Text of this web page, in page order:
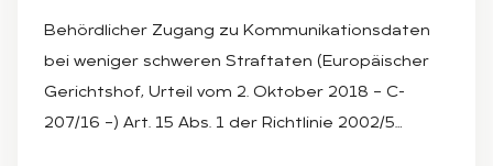
Behördlicher Zugang zu Kommunikationsdaten
bei weniger schweren Straftaten (Europäischer
Gerichtshof, Urteil vom 2. Oktober 2018 – C-
207/16 –) Art. 15 Abs. 1 der Richtlinie 2002/5…